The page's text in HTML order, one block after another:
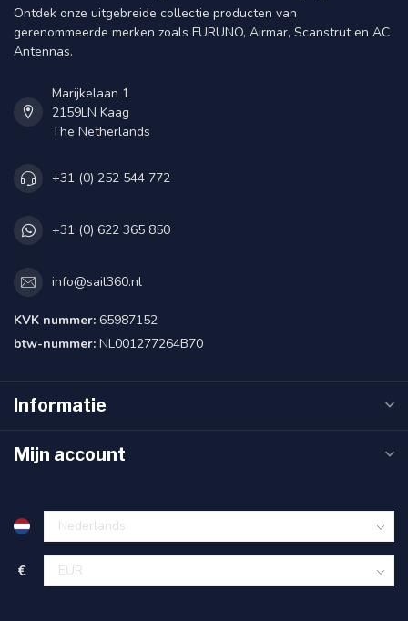
Ontdek onze uitgebreide collectie producten van
gerenommeerde merken zoals FURUNO, Airmar, Scanstrut en AC
Antennas.
Marijkelaan 1
2159LN Kaag
The Netherlands
+31 (0) 252 544 772
+31 (0) 622 365 850
info@sail360.nl
KVK nummer: 65987152
btw-nummer: NL001277264B70
Informatie
Mijn account
€